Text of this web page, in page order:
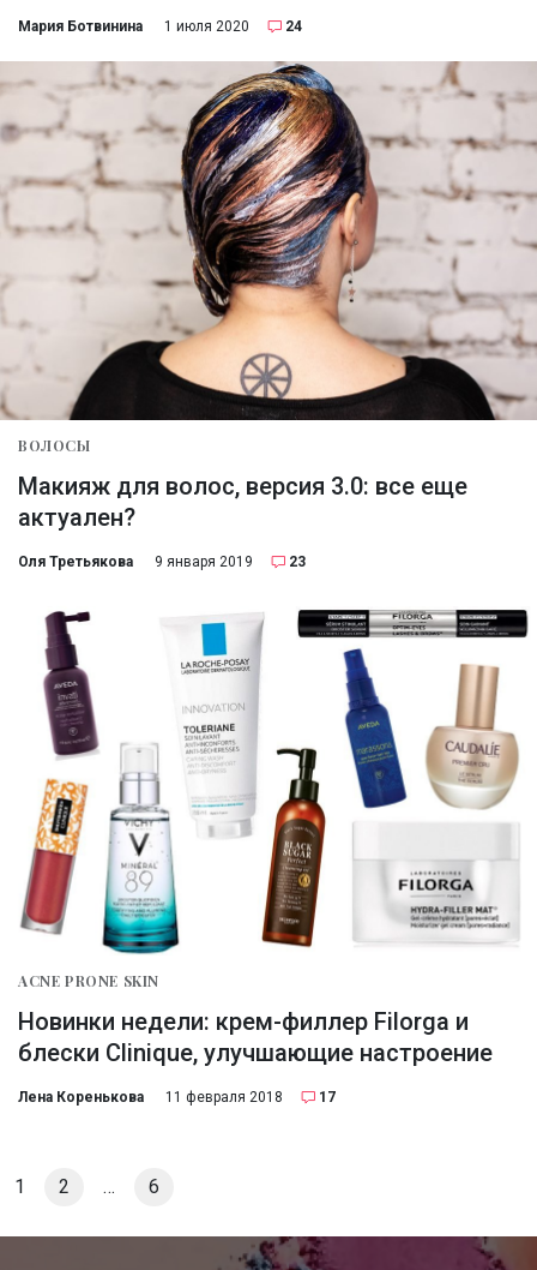
Мария Ботвинина 1 июля 2020 24
ВОЛОСЫ
Макияж для волос, версия 3.0: все еще
актуален?
Оля Третьякова 9 января 2019 23
ACNE PRONE SKIN
Новинки недели: крем-филлер Filorga и
блески Clinique, улучшающие настроение
Лена Коренькова 11 февраля 2018 17
1 2 … 6